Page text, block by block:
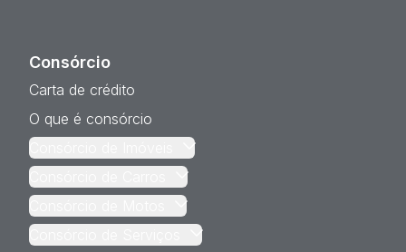
Consórcio
Carta de crédito
O que é consórcio
Consórcio de Imóveis
Consórcio de Carros
Consórcio de Motos
Consórcio de Serviços